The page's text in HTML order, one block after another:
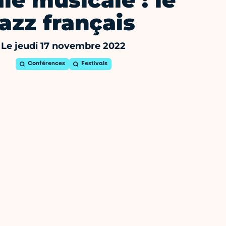
français
Le jeudi 17 novembre 2022
Conférences Festivals